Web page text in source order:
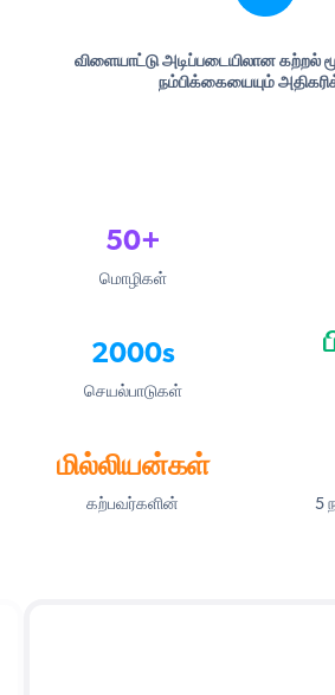
விளையாட்டு அடிப்படையிலான கற்றல்
நம்பிக்கையையும்
50+
மொழிகள்
2000s
செயல்பாடுகள்
மில்லியன்கள்
கற்பவர்களின் 5